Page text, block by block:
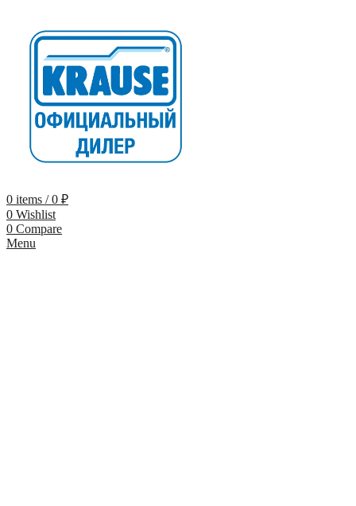
0 items / 0 ₽
0 Wishlist
0 Compare
Menu